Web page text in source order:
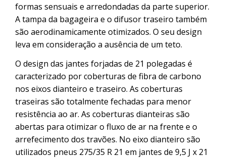
formas sensuais e arredondadas da parte superior.
A tampa da bagageira e o difusor traseiro também
são aerodinamicamente otimizados. O seu design
leva em consideração a ausência de um teto.
O design das jantes forjadas de 21 polegadas é
caracterizado por coberturas de fibra de carbono
nos eixos dianteiro e traseiro. As coberturas
traseiras são totalmente fechadas para menor
resistência ao ar. As coberturas dianteiras são
abertas para otimizar o fluxo de ar na frente e o
arrefecimento dos travões. No eixo dianteiro são
utilizados pneus 275/35 R 21 em jantes de 9,5 J x 21